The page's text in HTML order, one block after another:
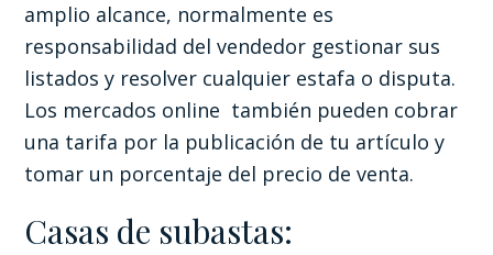
amplio alcance, normalmente es
responsabilidad del vendedor gestionar sus
listados y resolver cualquier estafa o disputa.
Los mercados online también pueden cobrar
una tarifa por la publicación de tu artículo y
tomar un porcentaje del precio de venta.
Casas de subastas: